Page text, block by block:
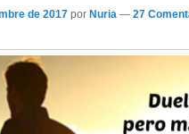
de 2017 por Nuria — 27